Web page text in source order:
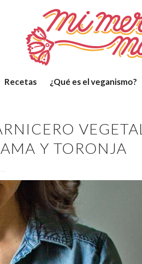
Recetas ¿Qué es el veganismo?
Y TORONJA